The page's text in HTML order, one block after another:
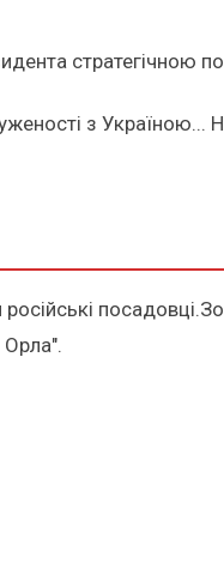
стратегічною
з Україною...